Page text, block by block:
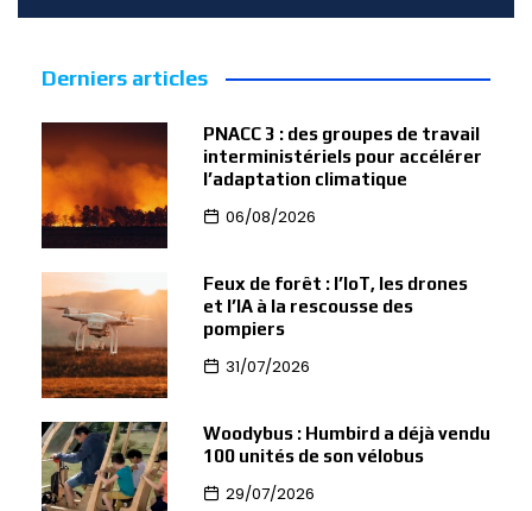
Derniers articles
PNACC 3 : des groupes de travail
interministériels pour accélérer
l’adaptation climatique
06/08/2026
Feux de forêt : l’IoT, les drones
et l’IA à la rescousse des
pompiers
31/07/2026
Woodybus : Humbird a déjà vendu
100 unités de son vélobus
29/07/2026